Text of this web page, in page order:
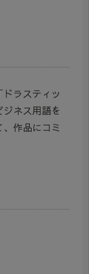
ラスティッ
ネス用語を
作品にコミ